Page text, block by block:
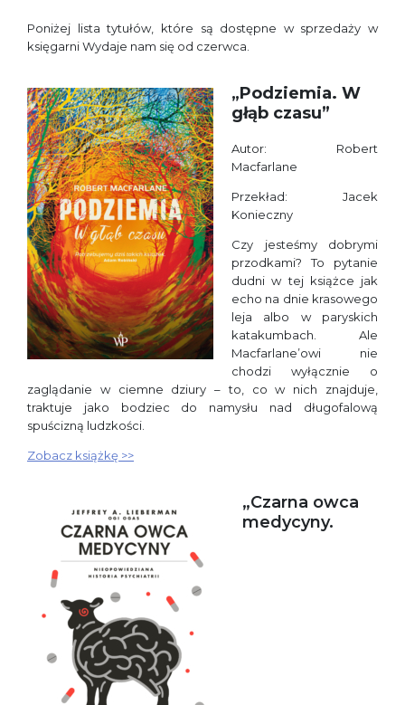
Poniżej lista tytułów, które są dostępne w sprzedaży w
księgarni Wydaje nam się od czerwca.
„Podziemia. W
głąb czasu”
Autor: Robert
Macfarlane
Przekład: Jacek
Konieczny
Czy jesteśmy dobrymi
przodkami? To pytanie
dudni w tej książce jak
echo na dnie krasowego
leja albo w paryskich
katakumbach. Ale
Macfarlane’owi nie
chodzi wyłącznie o
zaglądanie w ciemne dziury – to, co w nich znajduje,
traktuje jako bodziec do namysłu nad długofalową
spuścizną ludzkości.
Zobacz książkę >>
„Czarna owca
medycyny.